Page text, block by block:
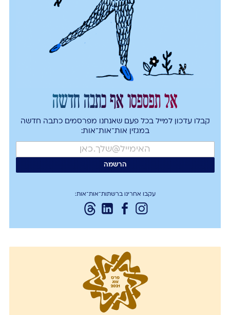
אל תפספסו אף כתבה חדשה
קבלו עדכון למייל בכל פעם שאנחנו מפרסמים כתבה חדשה
במגזין אות־אות־אות:
עקבו אחרינו ברשתות־אות־אות: